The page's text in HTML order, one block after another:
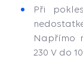
Při
Napřímo
230 V do